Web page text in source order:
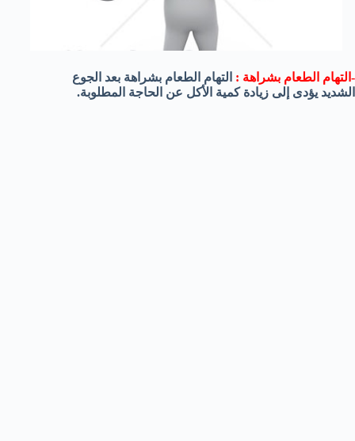
-التهام الطعام بشراهة : التهام الطعام بشراهة بعد الجوع
الشديد يؤدى إلى زيادة كمية الأكل عن الحاجة المطلوبة.